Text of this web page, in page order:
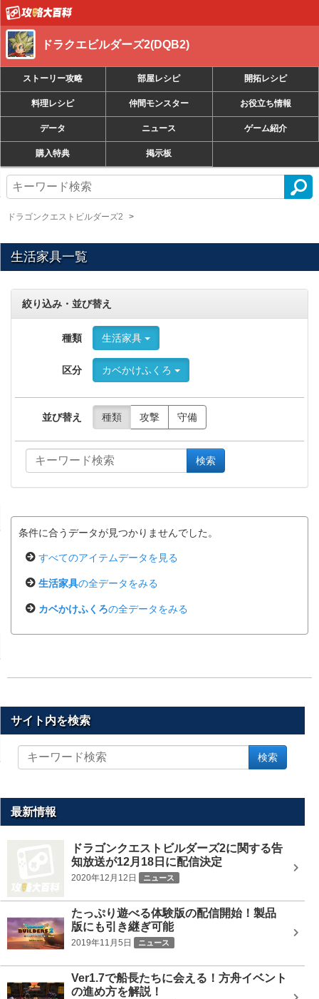
ドラクエビルダーズ2(DQB2)
ストーリー攻略 部屋レシピ 開拓レシピ
料理レシピ 仲間モンスター お役立ち情報
データ ニュース ゲーム紹介
購入特典 掲示板
ドラゴンクエストビルダーズ2
生活家具一覧
絞り込み・並び替え
種類 生活家具
区分 カベかけふくろ
並び替え 種類 攻撃 守備
検索
条件に合うデータが見つかりませんでした。
すべてのアイテムデータを見る
生活家具の全データをみる
カベかけふくろの全データをみる
サイト内を検索
イ
を
検索
最新情報
ドラゴンクエストビルダーズ2に関する告
知放送が12月18日に配信決定
2020年12月12日 ニュース
たっぷり遊べる体験版の配信開始！製品
版にも引き継ぎ可能
2019年11月5日 ニュース
Ver1.7で船長たちに会える！方舟イベント
の進め方を解説！